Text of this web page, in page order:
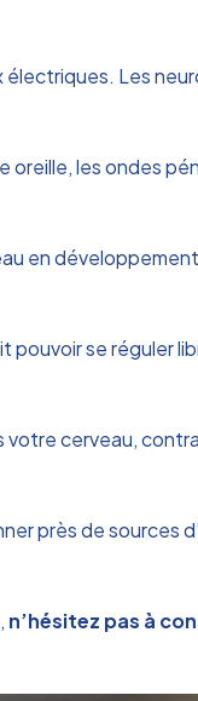
Les
oreille, les ondes
en
se réguler
cerveau,
près de sources
n’hésitez pas à